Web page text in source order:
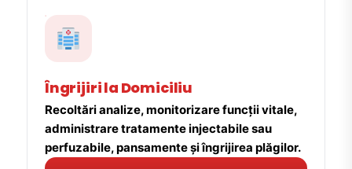
Îngrijiri la Domiciliu
Recoltări analize, monitorizare funcții vitale,
administrare tratamente injectabile sau
perfuzabile, pansamente și îngrijirea plăgilor.